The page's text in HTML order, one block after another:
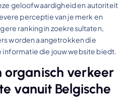
geloofwaardigheid en autoriteit
perceptie van je merk en
ranking in zoekresultaten,
worden aangetrokken die
informatie die jouw website biedt.
organisch verkeer
vanuit Belgische